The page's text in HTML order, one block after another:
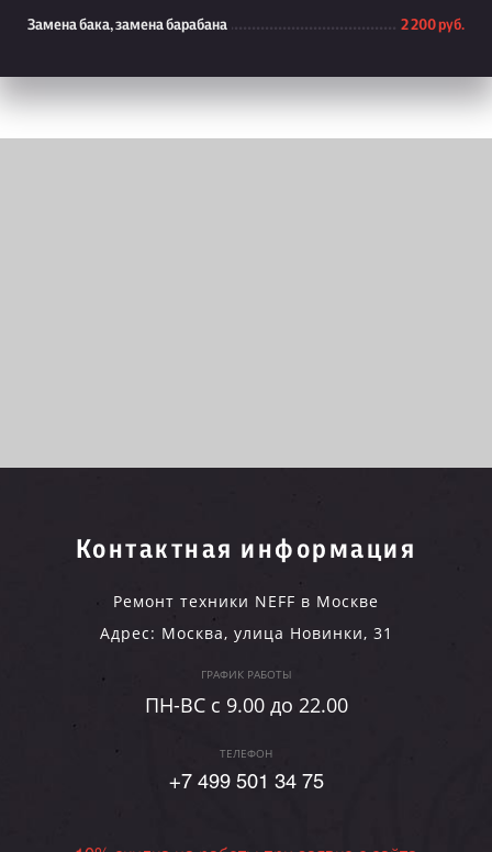
Замена бака, замена барабана 2 200 руб.
Контактная информация
Ремонт техники NEFF в Москве
Адрес: Москва, улица Новинки, 31
ГРАФИК РАБОТЫ
ПН-ВC c 9.00 до 22.00
ТЕЛЕФОН
+7 499 501 34 75